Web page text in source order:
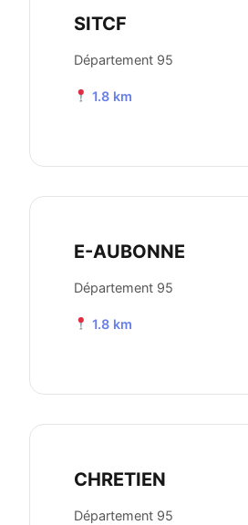
SITCF
Département 95
1.8 km
E-AUBONNE
Département 95
1.8 km
CHRETIEN
Département 95